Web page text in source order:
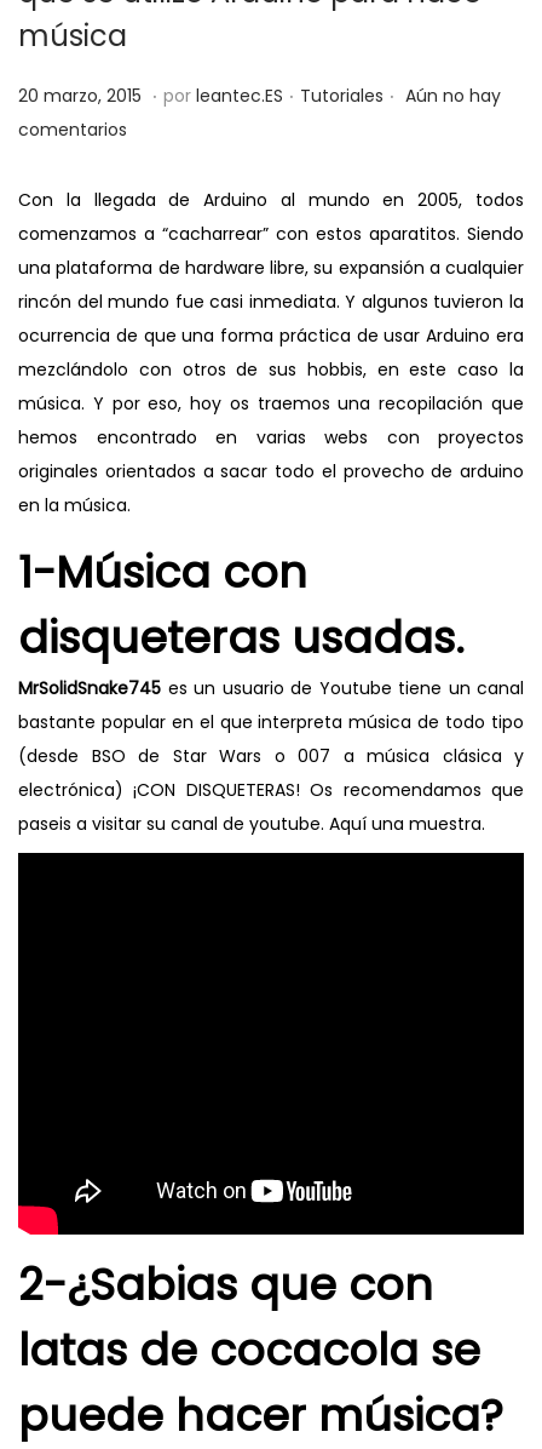
io
música
P
u
l
i
c
a
d
o
e
l
20 marzo, 2015 2
a
y
o
,
2
0
1
9
. por leantec.ES . P
i
c
a
d
o
e
n
Tutoriales . Aún no hay
comentarios
Con la llegada de Arduino al mundo en 2005, todos
comenzamos a “cacharrear” con estos aparatitos. Siendo
una plataforma de hardware libre, su expansión a cualquier
rincón del mundo fue casi inmediata. Y algunos tuvieron la
ocurrencia de que una forma práctica de usar Arduino era
mezclándolo con otros de sus hobbis, en este caso la
música. Y por eso, hoy os traemos una recopilación que
hemos encontrado en varias webs con proyectos
originales orientados a sacar todo el provecho de arduino
en la música.
1-Música con
disqueteras usadas.
MrSolidSnake745 es un usuario de Youtube tiene un canal
bastante popular en el que interpreta música de todo tipo
(desde BSO de Star Wars o 007 a música clásica y
electrónica) ¡CON DISQUETERAS! Os recomendamos que
paseis a visitar su canal de youtube. Aquí una muestra.
2-¿Sabias que con
latas de cocacola se
puede hacer música?